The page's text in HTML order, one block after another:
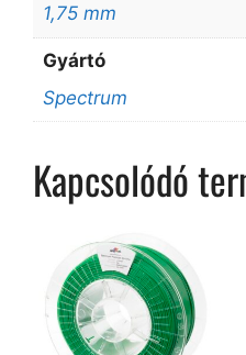
1,75 mm
Gyártó
Spectrum
Kapcsolódó